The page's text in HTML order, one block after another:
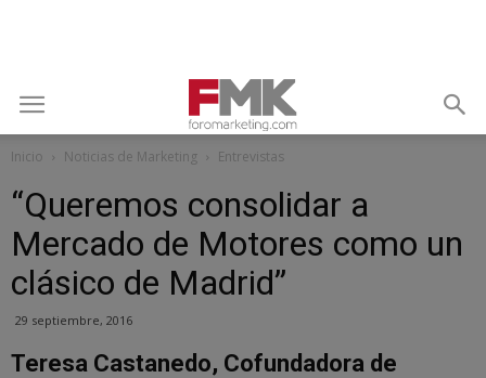
Inicio Noticias de Marketing Entrevistas
“Queremos consolidar a
Mercado de Motores como un
clásico de Madrid”
29 septiembre, 2016
Teresa Castanedo, Cofundadora de